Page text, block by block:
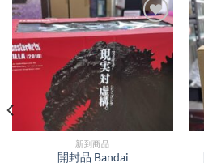
新到商品​
開封品 Bandai